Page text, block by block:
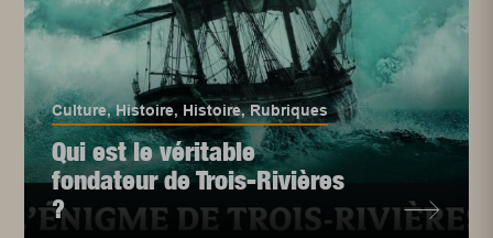
Culture,Histoire, Histoire,Rubriques
Qui est le véritable
fondateur de Trois-Rivières
?